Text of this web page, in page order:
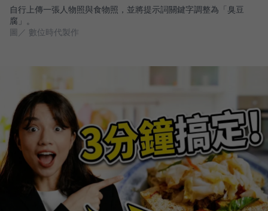
自行上傳一張人物照與食物照，並將提示詞關鍵字調整為「臭豆
腐」。
圖／ 數位時代製作